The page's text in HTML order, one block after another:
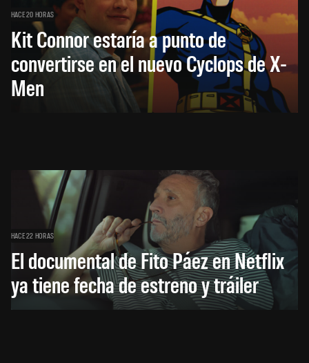
HACE 20 HORAS
Kit Connor estaría a punto de
convertirse en el nuevo Cyclops de X-
Men
HACE 22 HORAS
El documental de Fito Páez en Netflix
ya tiene fecha de estreno y tráiler